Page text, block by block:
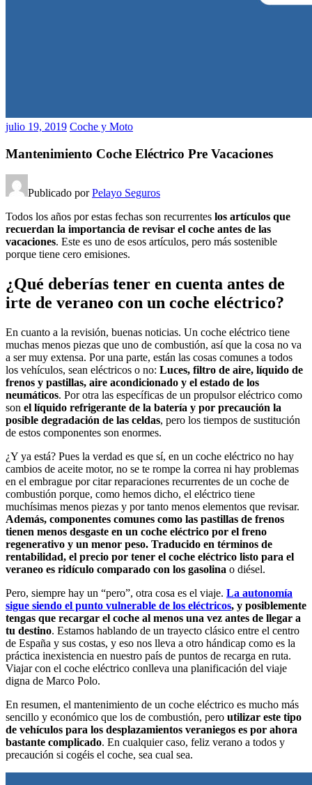
julio 19, 2019 Coche y Moto
Mantenimiento Coche Eléctrico Pre Vacaciones
Publicado porPelayo Seguros
Todos los años por estas fechas son recurrentes los artículos que
recuerdan la importancia de revisar el coche antes de las
vacaciones. Este es uno de esos artículos, pero más sostenible
porque tiene cero emisiones.
¿Qué deberías tener en cuenta antes de
irte de veraneo con un coche eléctrico?
En cuanto a la revisión, buenas noticias. Un coche eléctrico tiene
muchas menos piezas que uno de combustión, así que la cosa no va
a ser muy extensa. Por una parte, están las cosas comunes a todos
los vehículos, sean eléctricos o no: Luces, filtro de aire, líquido de
frenos y pastillas, aire acondicionado y el estado de los
neumáticos. Por otra las específicas de un propulsor eléctrico como
son el líquido refrigerante de la batería y por precaución la
posible degradación de las celdas, pero los tiempos de sustitución
de estos componentes son enormes.
¿Y ya está? Pues la verdad es que sí, en un coche eléctrico no hay
cambios de aceite motor, no se te rompe la correa ni hay problemas
en el embrague por citar reparaciones recurrentes de un coche de
combustión porque, como hemos dicho, el eléctrico tiene
muchísimas menos piezas y por tanto menos elementos que revisar.
Además, componentes comunes como las pastillas de frenos
tienen menos desgaste en un coche eléctrico por el freno
regenerativo y un menor peso. Traducido en términos de
rentabilidad, el precio por tener el coche eléctrico listo para el
veraneo es ridículo comparado con los gasolina o diésel.
Pero, siempre hay un “pero”, otra cosa es el viaje. La autonomía
sigue siendo el punto vulnerable de los eléctricos, y posiblemente
tengas que recargar el coche al menos una vez antes de llegar a
tu destino. Estamos hablando de un trayecto clásico entre el centro
de España y sus costas, y eso nos lleva a otro hándicap como es la
práctica inexistencia en nuestro país de puntos de recarga en ruta.
Viajar con el coche eléctrico conlleva una planificación del viaje
digna de Marco Polo.
En resumen, el mantenimiento de un coche eléctrico es mucho más
sencillo y económico que los de combustión, pero utilizar este tipo
de vehículos para los desplazamientos veraniegos es por ahora
bastante complicado. En cualquier caso, feliz verano a todos y
precaución si cogéis el coche, sea cual sea.